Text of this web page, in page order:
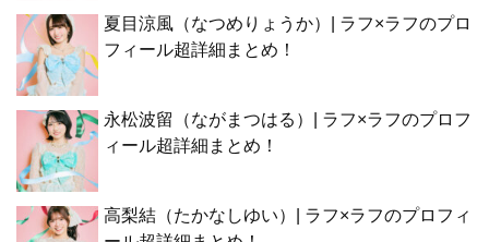
夏目涼風（なつめりょうか）| ラフ×ラフのプロ
フィール超詳細まとめ！
永松波留（ながまつはる）| ラフ×ラフのプロフ
ィール超詳細まとめ！
高梨結（たかなしゆい）| ラフ×ラフのプロフィ